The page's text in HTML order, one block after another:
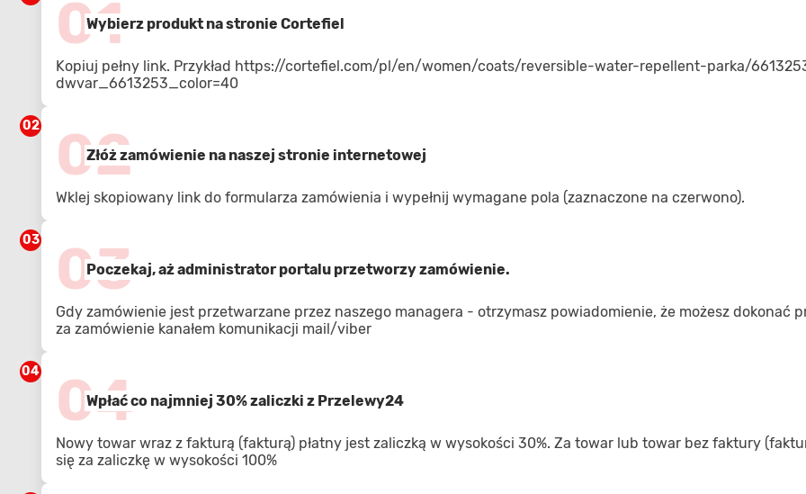
01
Wybierz produkt na stronie Cortefiel
Kopiuj pełny link. Przykład https://cortefiel.com/pl/en/women/coats/reversible-water-repellent-parka/
dwvar_6613253_color=40
02 02
Złóż zamówienie na naszej stronie internetowej
Wklej skopiowany link do formularza zamówienia i wypełnij wymagane pola (zaznaczone na czerwono).
03 03
Poczekaj, aż administrator portalu przetworzy zamówienie.
Gdy zamówienie jest przetwarzane przez naszego managera - otrzymasz powiadomienie, że możesz dokonać
za zamówienie kanałem komunikacji mail/viber
04 04
Wpłać co najmniej 30% zaliczki z Przelewy24
Nowy towar wraz z fakturą (fakturą) płatny jest zaliczką w wysokości 30%. Za towar lub towar bez faktury
się za zaliczkę w wysokości 100%